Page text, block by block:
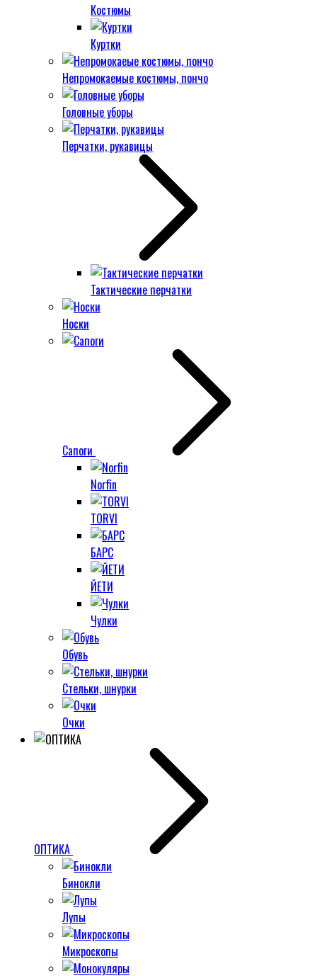
Костюмы
Куртки
Непромокаемые костюмы, пончо
Головные уборы
Перчатки, рукавицы
Тактические перчатки
Носки
Сапоги
Norfin
TORVI
БАРС
ЙЕТИ
Чулки
Обувь
Стельки, шнурки
Очки
ОПТИКА
Бинокли
Лупы
Микроскопы